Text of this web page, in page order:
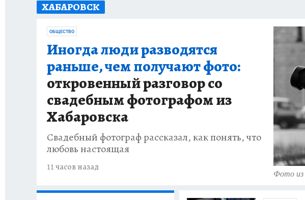
87 ЛЕТ ХАБАРОВСКОМУ КРАЮ
ИСПЫТАНО НА СЕБЕ
ХАБАРОВСК
Фото из
ОБЩЕСТВО
Иногда люди разводятся
раньше, чем получают фото:
откровенный разговор со
свадебным фотографом из
Хабаровска
Свадебный фотограф рассказал, как понять, что
любовь настоящая
11 часов назад